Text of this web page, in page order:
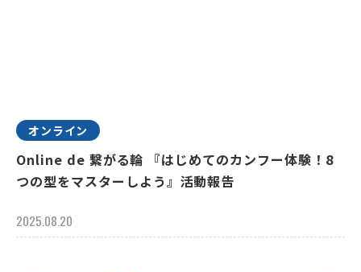
オンライン
Online de 繋がる輪 『はじめてのカンフー体験！8
つの型をマスターしよう』活動報告
2025.08.20